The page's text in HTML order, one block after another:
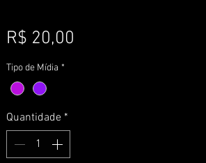
R$ 20,00
Tipo de Mídia *
Quantidade *